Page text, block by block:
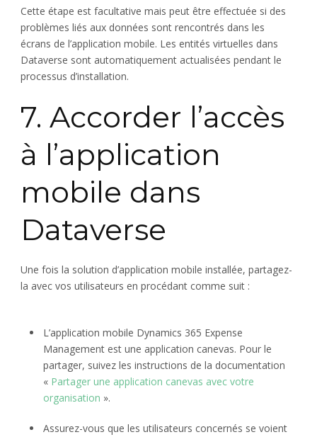
Cette étape est facultative mais peut être effectuée si des
problèmes liés aux données sont rencontrés dans les
écrans de l’application mobile. Les entités virtuelles dans
Dataverse sont automatiquement actualisées pendant le
processus d’installation.
7. Accorder l’accès
à l’application
mobile dans
Dataverse
Une fois la solution d’application mobile installée, partagez-
la avec vos utilisateurs en procédant comme suit :
L’application mobile Dynamics 365 Expense
Management est une application canevas. Pour le
partager, suivez les instructions de la documentation
« Partager une application canevas avec votre
organisation ».
Assurez-vous que les utilisateurs concernés se voient